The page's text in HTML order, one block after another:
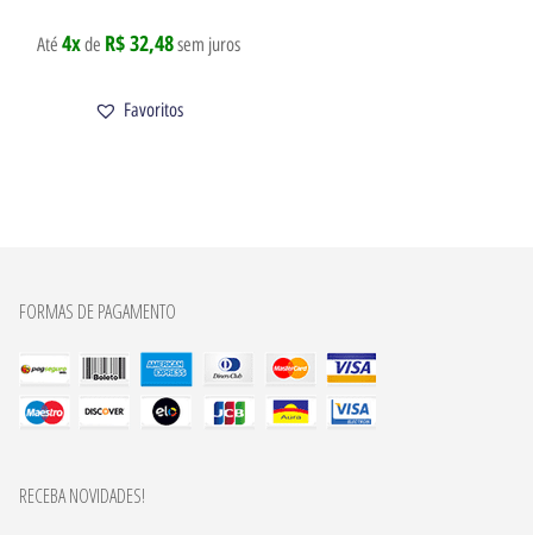
Até 4xde R$ 32,48sem juros
Favoritos
FORMAS DE PAGAMENTO
RECEBA NOVIDADES!